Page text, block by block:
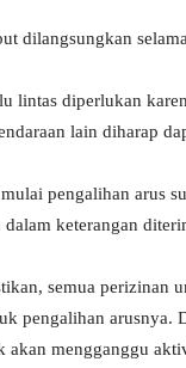
dilangsungkan
lintas diperlukan
lain diharap
pengalihan arus
keterangan
semua perizinan
pengalihan arusnya.
akan mengganggu